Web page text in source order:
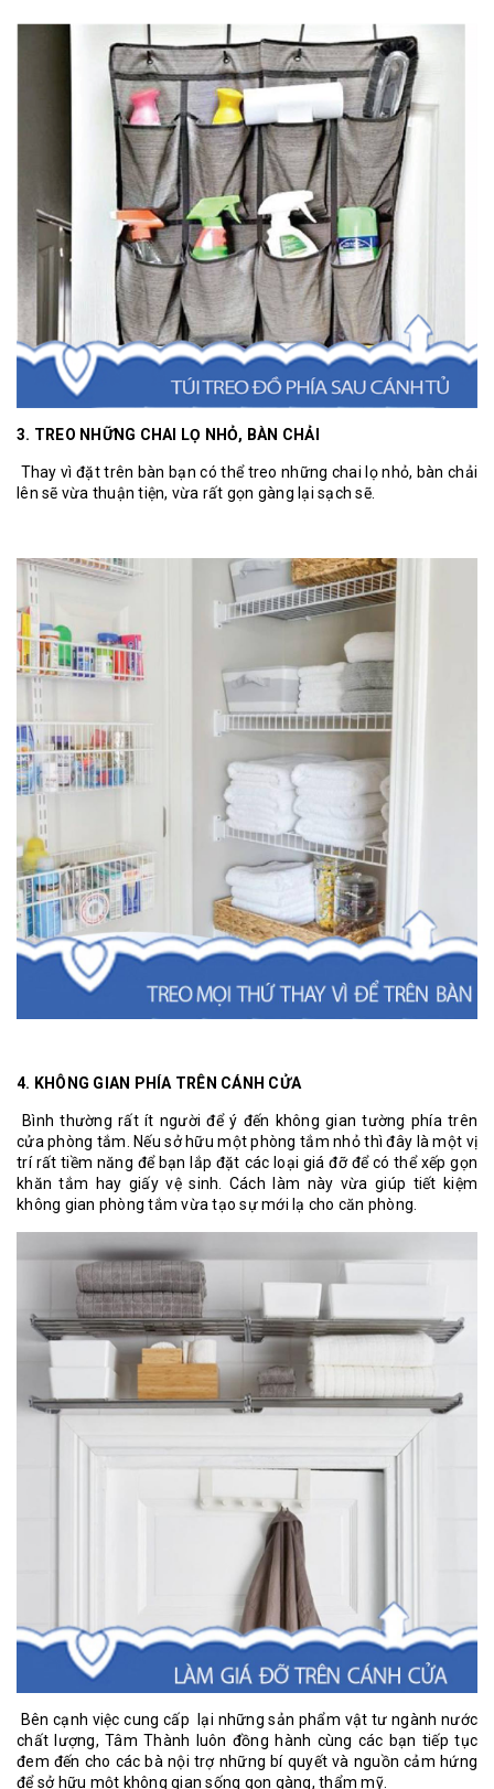
3. TREO NHỮNG CHAI LỌ NHỎ, BÀN CHẢI
Thay vì đặt trên bàn bạn có thể treo những chai lọ nhỏ, bàn chải
lên sẽ vừa thuận tiện, vừa rất gọn gàng lại sạch sẽ.
4. KHÔNG GIAN PHÍA TRÊN CÁNH CỬA
Bình thường rất ít người để ý đến không gian tường phía trên
cửa phòng tắm. Nếu sở hữu một phòng tắm nhỏ thì đây là một vị
trí rất tiềm năng để bạn lắp đặt các loại giá đỡ để có thể xếp gọn
khăn tắm hay giấy vệ sinh. Cách làm này vừa giúp tiết kiệm
không gian phòng tắm vừa tạo sự mới lạ cho căn phòng.
Bên cạnh việc cung cấp lại những sản phẩm vật tư ngành nước
chất lượng, Tâm Thành luôn đồng hành cùng các bạn tiếp tục
đem đến cho các bà nội trợ những bí quyết và nguồn cảm hứng
để sở hữu một không gian sống gọn gàng, thẩm mỹ.